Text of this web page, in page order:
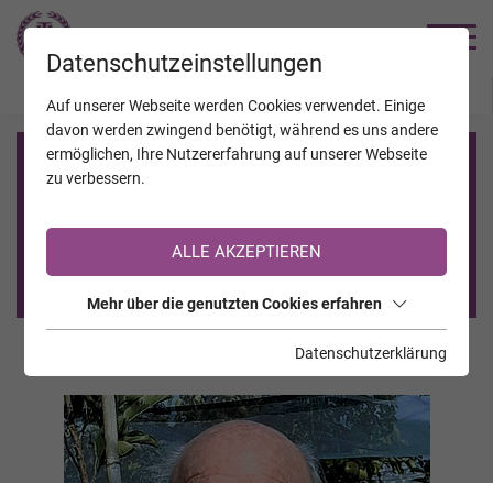
Registrierung auf TrauerHilfe.it
Sie sind noch nicht auf TrauerHilfe.it registriert?
>> zur kostenlosen Registrierung <<
Datenschutzeinstellungen
Auf unserer Webseite werden Cookies verwendet. Einige
davon werden zwingend benötigt, während es uns andere
ermöglichen, Ihre Nutzererfahrung auf unserer Webseite
zu verbessern.
ALLE AKZEPTIEREN
Mehr über die genutzten Cookies erfahren
Datenschutzerklärung
JAHRESTAGE KALENDER VERSTORBENE